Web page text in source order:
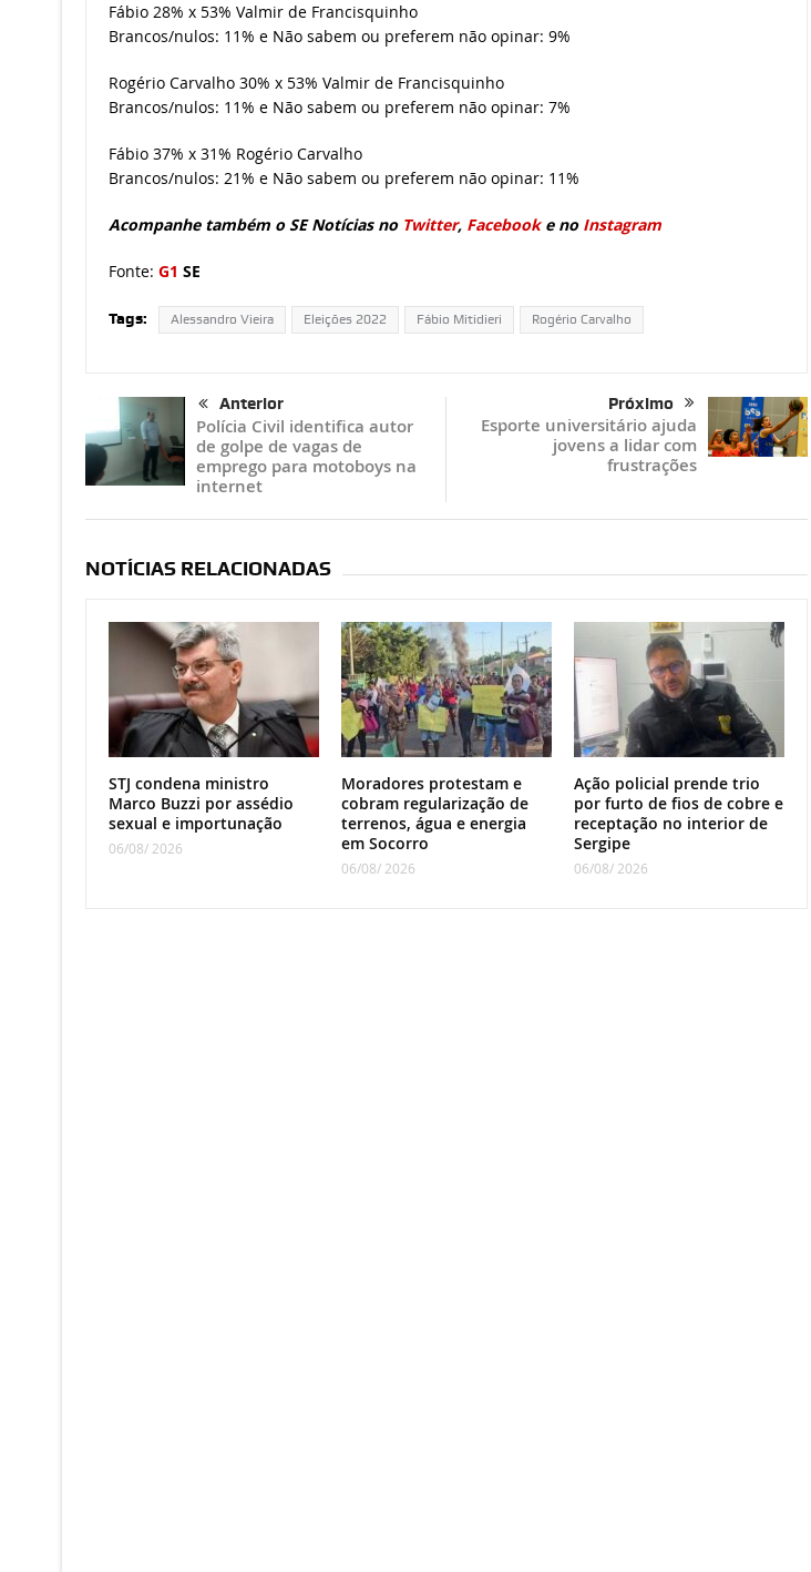
Fábio 28% x 53% Valmir de Francisquinho
Brancos/nulos: 11% e Não sabem ou preferem não opinar: 9%
Rogério Carvalho 30% x 53% Valmir de Francisquinho
Brancos/nulos: 11% e Não sabem ou preferem não opinar: 7%
Fábio 37% x 31% Rogério Carvalho
Brancos/nulos: 21% e Não sabem ou preferem não opinar: 11%
Acompanhe também o SE Notícias no Twitter, Facebooke no Instagram
Fonte: G1 SE
Tags: Alessandro Vieira Eleições 2022 Fábio Mitidieri Rogério Carvalho
Anterior
Polícia Civil identifica autor
de golpe de vagas de
emprego para motoboys na
internet
Próximo
Esporte universitário ajuda
jovens a lidar com
frustrações
NOTÍCIAS RELACIONADAS
STJ condena ministro
Marco Buzzi por assédio
sexual e importunação
06/08/ 2026
Moradores protestam e
cobram regularização de
terrenos, água e energia
em Socorro
06/08/ 2026
Ação policial prende trio
por furto de fios de cobre e
receptação no interior de
Sergipe
06/08/ 2026